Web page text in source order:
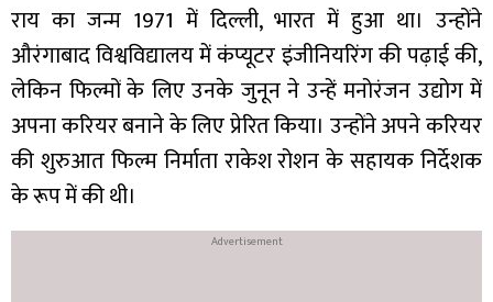
राय का जन्म 1971 में दिल्ली, भारत में हुआ था। उन्होंने
औरंगाबाद विश्वविद्यालय में कंप्यूटर इंजीनियरिंग की पढ़ाई की,
लेकिन फिल्मों के लिए उनके जुनून ने उन्हें मनोरंजन उद्योग में
अपना करियर बनाने के लिए प्रेरित किया। उन्होंने अपने करियर
की शुरुआत फिल्म निर्माता राकेश रोशन के सहायक निर्देशक
के रूप में की थी।